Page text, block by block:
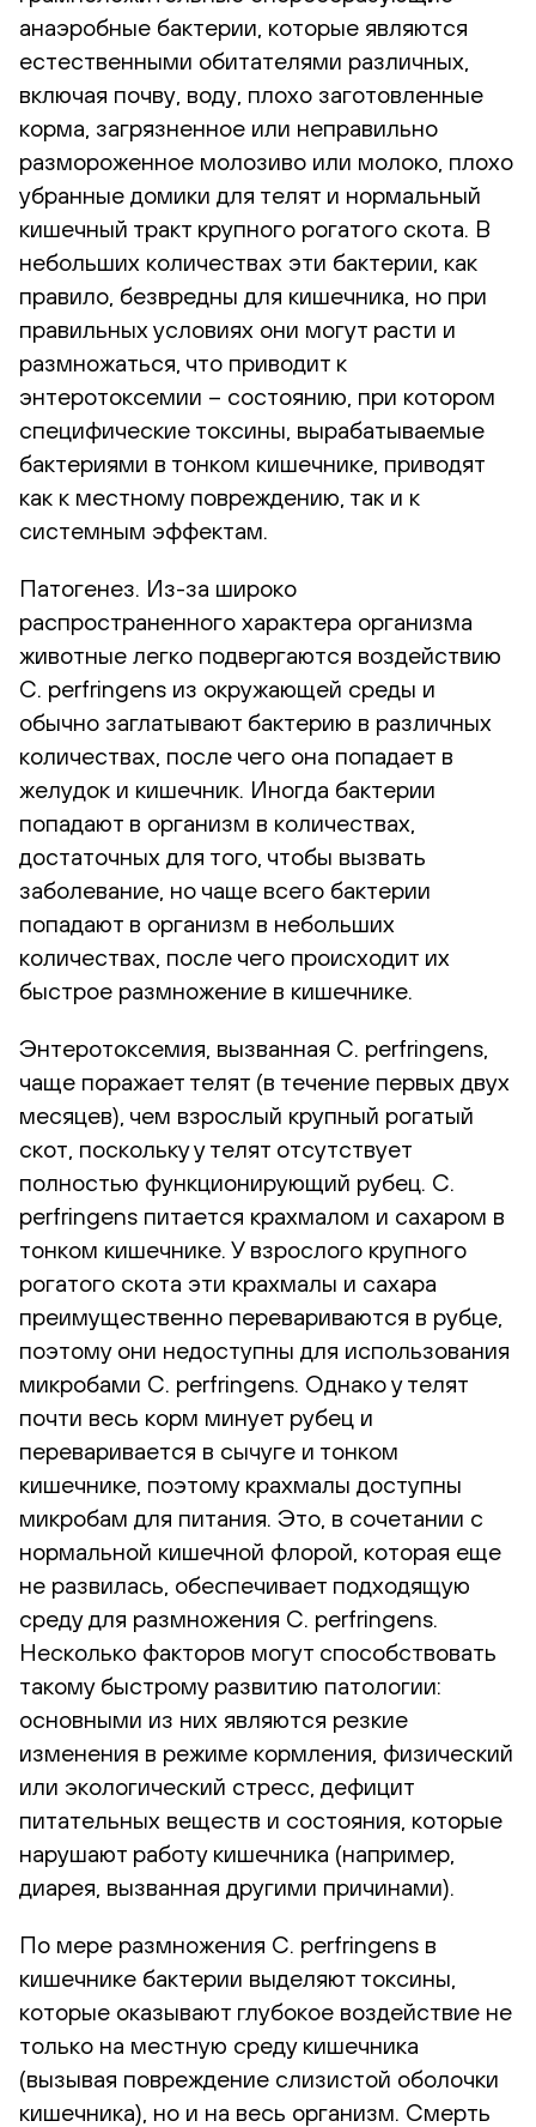
анаэробные бактерии, которые являются
естественными обитателями различных,
включая почву, воду, плохо заготовленные
корма, загрязненное или неправильно
размороженное молозиво или молоко, плохо
убранные домики для телят и нормальный
кишечный тракт крупного рогатого скота. В
небольших количествах эти бактерии, как
правило, безвредны для кишечника, но при
правильных условиях они могут расти и
размножаться, что приводит к
энтеротоксемии – состоянию, при котором
специфические токсины, вырабатываемые
бактериями в тонком кишечнике, приводят
как к местному повреждению, так и к
системным эффектам.
Патогенез. Из-за широко
распространенного характера организма
животные легко подвергаются воздействию
C. perfringens из окружающей среды и
обычно заглатывают бактерию в различных
количествах, после чего она попадает в
желудок и кишечник. Иногда бактерии
попадают в организм в количествах,
достаточных для того, чтобы вызвать
заболевание, но чаще всего бактерии
попадают в организм в небольших
количествах, после чего происходит их
быстрое размножение в кишечнике.
Энтеротоксемия, вызванная C. perfringens,
чаще поражает телят (в течение первых двух
месяцев), чем взрослый крупный рогатый
скот, поскольку у телят отсутствует
полностью функционирующий рубец. C.
perfringens питается крахмалом и сахаром в
тонком кишечнике. У взрослого крупного
рогатого скота эти крахмалы и сахара
преимущественно перевариваются в рубце,
поэтому они недоступны для использования
микробами C. perfringens. Однако у телят
почти весь корм минует рубец и
переваривается в сычуге и тонком
кишечнике, поэтому крахмалы доступны
микробам для питания. Это, в сочетании с
нормальной кишечной флорой, которая еще
не развилась, обеспечивает подходящую
среду для размножения C. perfringens.
Несколько факторов могут способствовать
такому быстрому развитию патологии:
основными из них являются резкие
изменения в режиме кормления, физический
или экологический стресс, дефицит
питательных веществ и состояния, которые
нарушают работу кишечника (например,
диарея, вызванная другими причинами).
По мере размножения C. perfringens в
кишечнике бактерии выделяют токсины,
которые оказывают глубокое воздействие не
только на местную среду кишечника
(вызывая повреждение слизистой оболочки
кишечника), но и на весь организм. Смерть